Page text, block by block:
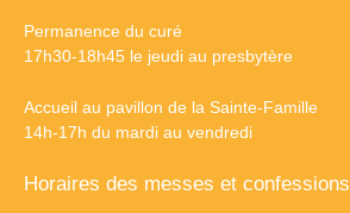
Permanence du curé
17h30-18h45 le jeudi au presbytère
Accueil au pavillon de la Sainte-Famille
14h-17h du mardi au vendredi
Horaires des messes et confessions